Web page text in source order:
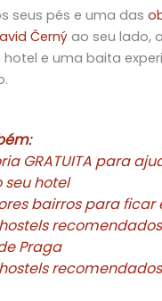
seus pés e uma das
Černý ao seu lado, o
hotel e uma baita
:
GRATUITA para
seu hotel
bairros para ficar
Praga